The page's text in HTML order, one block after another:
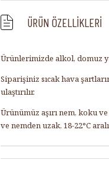
ÜRÜN ÖZELLIKLERI
Ürünlerimizde alkol, domuz
Siparişiniz sıcak hava
ulaştırılır.
Ürünümüz aşırı nem, koku
ve nemden uzak, 18-22°C